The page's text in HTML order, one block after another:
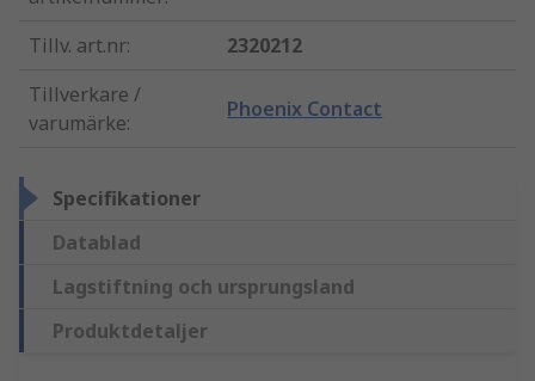
Tillv. art.nr:
2320212
Tillverkare /
varumärke:
Phoenix Contact
Specifikationer
Datablad
Lagstiftning och ursprungsland
Produktdetaljer